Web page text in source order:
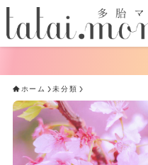
ホーム 未分類